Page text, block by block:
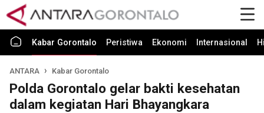
Kabar Gorontalo Peristiwa Ekonomi Internasional
ANTARA Kabar Gorontalo
Polda Gorontalo gelar bakti kesehatan
dalam kegiatan Hari Bhayangkara